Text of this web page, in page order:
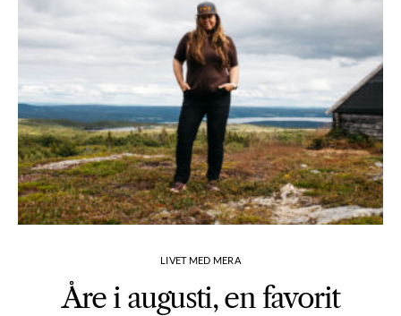
LIVET MED MERA
Åre i augusti, en favorit